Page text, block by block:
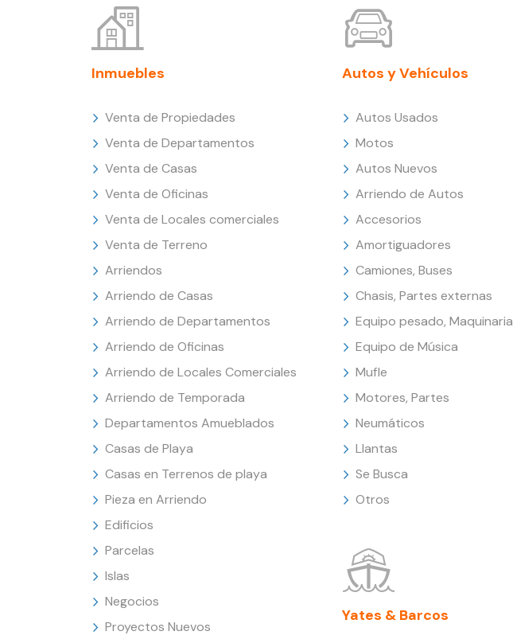
Inmuebles
Venta de Propiedades
Venta de Departamentos
Venta de Casas
Venta de Oficinas
Venta de Locales comerciales
Venta de Terreno
Arriendos
Arriendo de Casas
Arriendo de Departamentos
Arriendo de Oficinas
Arriendo de Locales Comerciales
Arriendo de Temporada
Departamentos Amueblados
Casas de Playa
Casas en Terrenos de playa
Pieza en Arriendo
Edificios
Parcelas
Islas
Negocios
Proyectos Nuevos
Autos y Vehículos
Autos Usados
Motos
Autos Nuevos
Arriendo de Autos
Accesorios
Amortiguadores
Camiones, Buses
Chasis, Partes externas
Equipo pesado, Maquinaria
Equipo de Música
Mufle
Motores, Partes
Neumáticos
Llantas
Se Busca
Otros
Yates & Barcos